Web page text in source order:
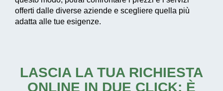
offerti dalle diverse aziende e scegliere quella più
adatta alle tue esigenze.
LASCIA LA TUA RICHIESTA
ONLINE IN DUE CLICK: È